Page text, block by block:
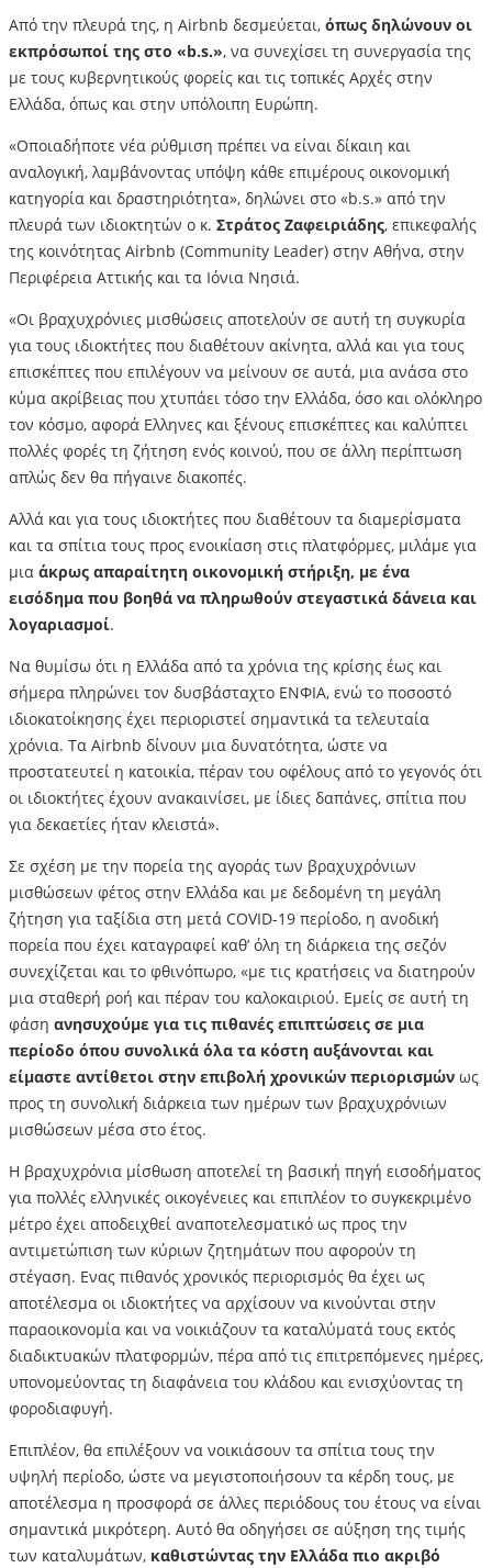
Από την πλευρά της, η Airbnb δεσμεύεται, όπως δηλώνουν οι
εκπρόσωποί της στο «b.s.», να συνεχίσει τη συνεργασία της
με τους κυβερνητικούς φορείς και τις τοπικές Αρχές στην
Ελλάδα, όπως και στην υπόλοιπη Ευρώπη.
«Οποιαδήποτε νέα ρύθμιση πρέπει να είναι δίκαιη και
αναλογική, λαμβάνοντας υπόψη κάθε επιμέρους οικονομική
κατηγορία και δραστηριότητα», δηλώνει στο «b.s.» από την
πλευρά των ιδιοκτητών ο κ. Στράτος Ζαφειριάδης, επικεφαλής
της κοινότητας Airbnb (Community Leader) στην Αθήνα, στην
Περιφέρεια Αττικής και τα Ιόνια Νησιά.
«Οι βραχυχρόνιες μισθώσεις αποτελούν σε αυτή τη συγκυρία
για τους ιδιοκτήτες που διαθέτουν ακίνητα, αλλά και για τους
επισκέπτες που επιλέγουν να μείνουν σε αυτά, μια ανάσα στο
κύμα ακρίβειας που χτυπάει τόσο την Ελλάδα, όσο και ολόκληρο
τον κόσμο, αφορά Ελληνες και ξένους επισκέπτες και καλύπτει
πολλές φορές τη ζήτηση ενός κοινού, που σε άλλη περίπτωση
απλώς δεν θα πήγαινε διακοπές.
Αλλά και για τους ιδιοκτήτες που διαθέτουν τα διαμερίσματα
και τα σπίτια τους προς ενοικίαση στις πλατφόρμες, μιλάμε για
μια άκρως απαραίτητη οικονομική στήριξη, με ένα
εισόδημα που βοηθά να πληρωθούν στεγαστικά δάνεια και
λογαριασμοί.
Να θυμίσω ότι η Ελλάδα από τα χρόνια της κρίσης έως και
σήμερα πληρώνει τον δυσβάσταχτο ΕΝΦΙΑ, ενώ το ποσοστό
ιδιοκατοίκησης έχει περιοριστεί σημαντικά τα τελευταία
χρόνια. Τα Airbnb δίνουν μια δυνατότητα, ώστε να
προστατευτεί η κατοικία, πέραν του οφέλους από το γεγονός ότι
οι ιδιοκτήτες έχουν ανακαινίσει, με ίδιες δαπάνες, σπίτια που
για δεκαετίες ήταν κλειστά».
Σε σχέση με την πορεία της αγοράς των βραχυχρόνιων
μισθώσεων φέτος στην Ελλάδα και με δεδομένη τη μεγάλη
ζήτηση για ταξίδια στη μετά COVID-19 περίοδο, η ανοδική
πορεία που έχει καταγραφεί καθ’ όλη τη διάρκεια της σεζόν
συνεχίζεται και το φθινόπωρο, «με τις κρατήσεις να διατηρούν
μια σταθερή ροή και πέραν του καλοκαιριού. Εμείς σε αυτή τη
φάση ανησυχούμε για τις πιθανές επιπτώσεις σε μια
περίοδο όπου συνολικά όλα τα κόστη αυξάνονται και
είμαστε αντίθετοι στην επιβολή χρονικών περιορισμών ως
προς τη συνολική διάρκεια των ημέρων των βραχυχρόνιων
μισθώσεων μέσα στο έτος.
Η βραχυχρόνια μίσθωση αποτελεί τη βασική πηγή εισοδήματος
για πολλές ελληνικές οικογένειες και επιπλέον το συγκεκριμένο
μέτρο έχει αποδειχθεί αναποτελεσματικό ως προς την
αντιμετώπιση των κύριων ζητημάτων που αφορούν τη
στέγαση. Ενας πιθανός χρονικός περιορισμός θα έχει ως
αποτέλεσμα οι ιδιοκτήτες να αρχίσουν να κινούνται στην
παραοικονομία και να νοικιάζουν τα καταλύματά τους εκτός
διαδικτυακών πλατφορμών, πέρα από τις επιτρεπόμενες ημέρες,
υπονομεύοντας τη διαφάνεια του κλάδου και ενισχύοντας τη
φοροδιαφυγή.
Επιπλέον, θα επιλέξουν να νοικιάσουν τα σπίτια τους την
υψηλή περίοδο, ώστε να μεγιστοποιήσουν τα κέρδη τους, με
αποτέλεσμα η προσφορά σε άλλες περιόδους του έτους να είναι
σημαντικά μικρότερη. Αυτό θα οδηγήσει σε αύξηση της τιμής
των καταλυμάτων, καθιστώντας την Ελλάδα πιο ακριβό